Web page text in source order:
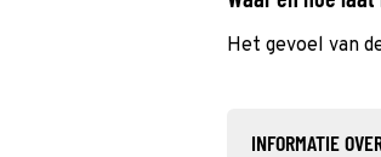
Het gevoel van
INFORMATIE